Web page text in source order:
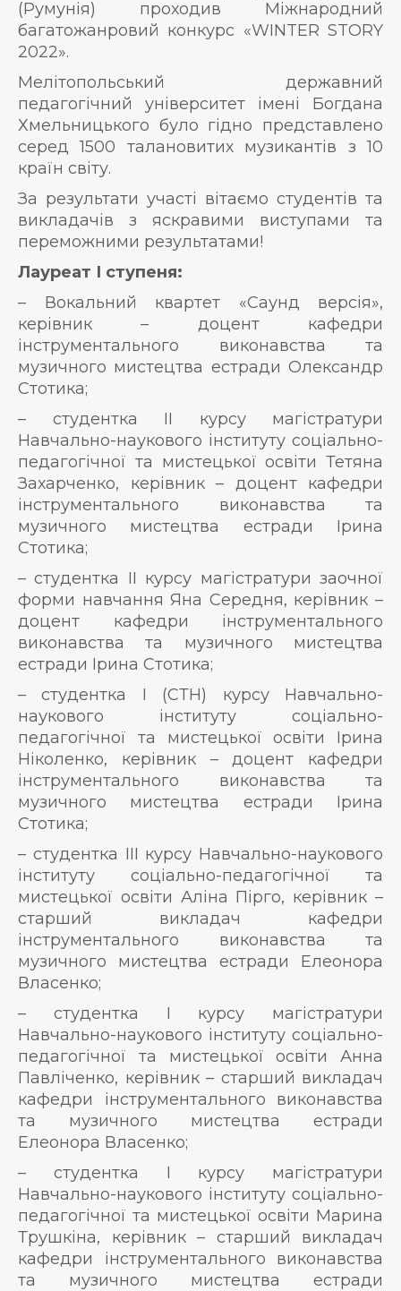
(Румунія) проходив Міжнародний
багатожанровий конкурс «WINTER STORY
2022».
Мелітопольський державний
педагогічний університет імені Богдана
Хмельницького було гідно представлено
серед 1500 талановитих музикантів з 10
країн світу.
За результати участі вітаємо студентів та
викладачів з яскравими виступами та
переможними результатами!
Лауреат І ступеня:
– Вокальний квартет «Саунд версія»,
керівник – доцент кафедри
інструментального виконавства та
музичного мистецтва естради Олександр
Стотика;
– студентка ІІ курсу магістратури
Навчально-наукового інституту соціально-
педагогічної та мистецької освіти Тетяна
Захарченко, керівник – доцент кафедри
інструментального виконавства та
музичного мистецтва естради Ірина
Стотика;
– студентка ІІ курсу магістратури заочної
форми навчання Яна Середня, керівник –
доцент кафедри інструментального
виконавства та музичного мистецтва
естради Ірина Стотика;
– студентка І (СТН) курсу Навчально-
наукового інституту соціально-
педагогічної та мистецької освіти Ірина
Ніколенко, керівник – доцент кафедри
інструментального виконавства та
музичного мистецтва естради Ірина
Стотика;
– студентка ІІІ курсу Навчально-наукового
інституту соціально-педагогічної та
мистецької освіти Аліна Пірго, керівник –
старший викладач кафедри
інструментального виконавства та
музичного мистецтва естради Елеонора
Власенко;
– студентка І курсу магістратури
Навчально-наукового інституту соціально-
педагогічної та мистецької освіти Анна
Павліченко, керівник – старший викладач
кафедри інструментального виконавства
та музичного мистецтва естради
Елеонора Власенко;
– студентка І курсу магістратури
Навчально-наукового інституту соціально-
педагогічної та мистецької освіти Марина
Трушкіна, керівник – старший викладач
кафедри інструментального виконавства
та музичного мистецтва естради